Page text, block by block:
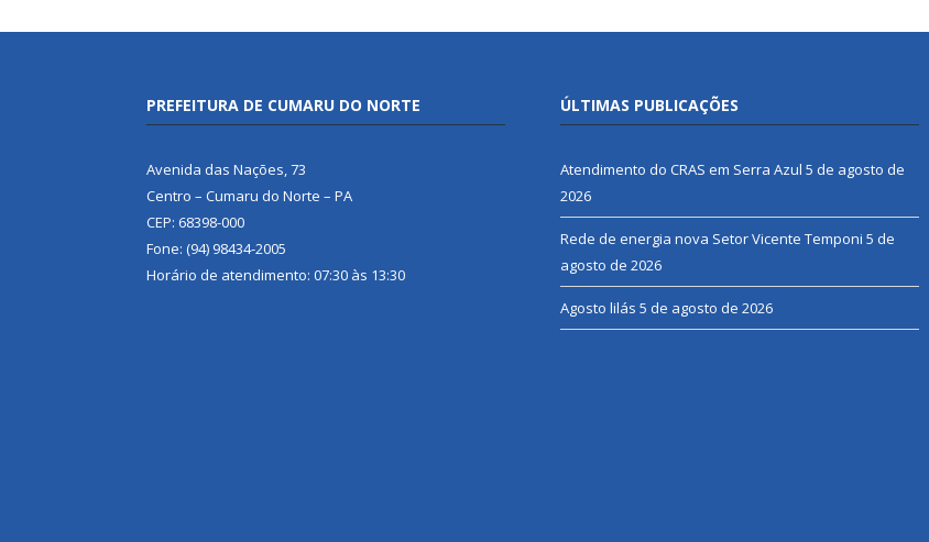
PREFEITURA DE CUMARU DO NORTE
Avenida das Nações, 73
Centro – Cumaru do Norte – PA
CEP: 68398-000
Fone: (94) 98434-2005
Horário de atendimento: 07:30 às 13:30
ÚLTIMAS PUBLICAÇÕES
Atendimento do CRAS em Serra Azul 5 de agosto de
2026
Rede de energia nova Setor Vicente Temponi 5 de
agosto de 2026
Agosto lilás 5 de agosto de 2026